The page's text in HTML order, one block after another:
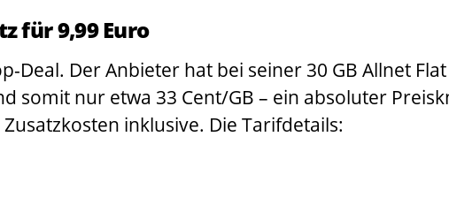
für 9,99 Euro
Der Anbieter hat bei seiner 30 GB Allnet
somit nur etwa 33 Cent/GB – ein absoluter
inklusive. Die Tarifdetails: